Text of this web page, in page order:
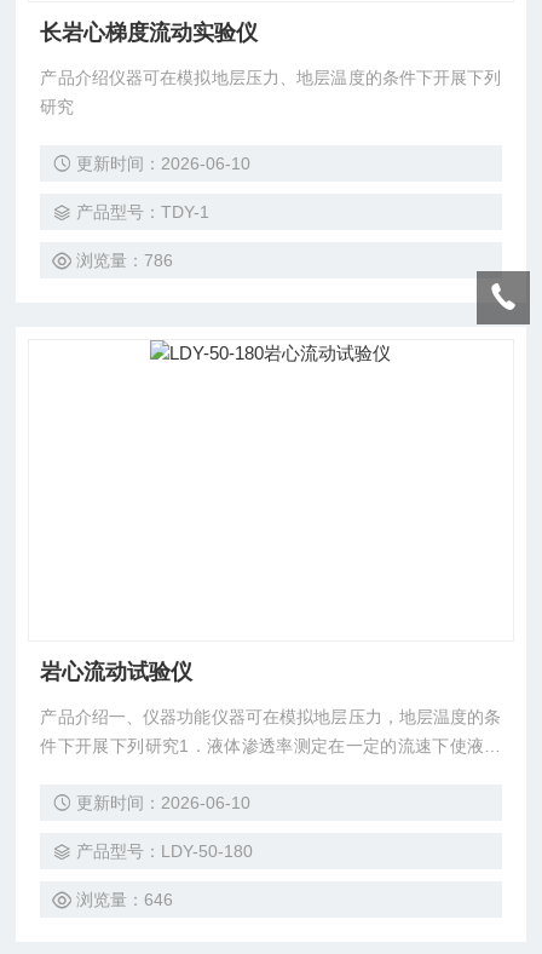
长岩心梯度流动实验仪
产品介绍仪器可在模拟地层压力、地层温度的条件下开展下列
研究
更新时间：2026-06-10
产品型号：TDY-1
浏览量：786
岩心流动试验仪
产品介绍一、仪器功能仪器可在模拟地层压力，地层温度的条
件下开展下列研究1．液体渗透率测定在一定的流速下使液体
量，结合其它参数，根据达西定律计算岩心液体渗透率
更新时间：2026-06-10
产品型号：LDY-50-180
浏览量：646